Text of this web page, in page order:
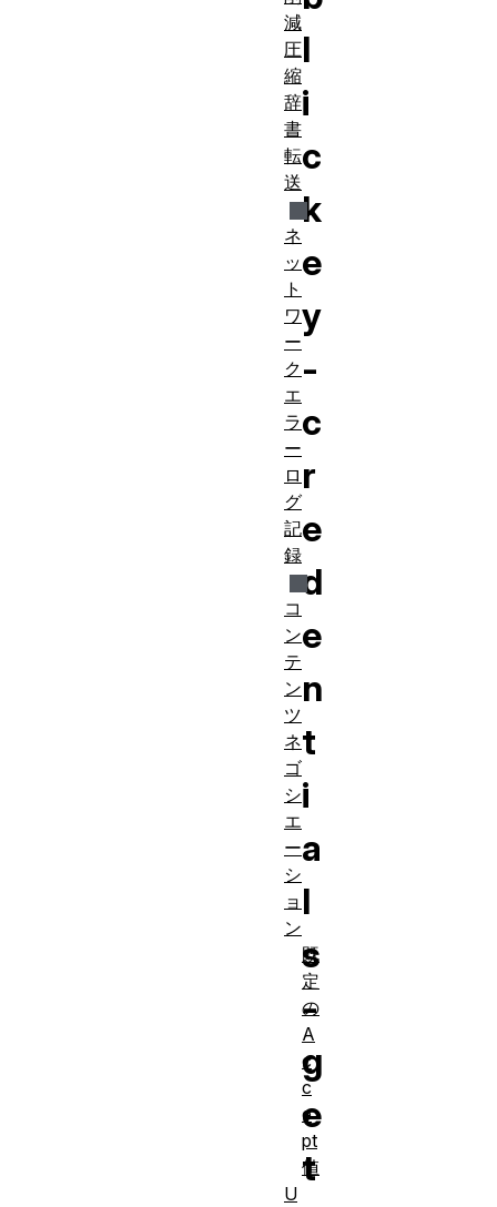
l
i
c
k
e
y
-
c
r
e
d
e
n
t
i
a
l
s
-
g
e
t
減
圧
縮
辞
書
転
送
ネ
ッ
ト
ワ
ー
ク
エ
ラ
ー
ロ
グ
記
録
コ
ン
テ
ン
ツ
ネ
ゴ
シ
エ
ー
シ
ョ
ン
既
定
の
A
c
c
e
pt
値
U